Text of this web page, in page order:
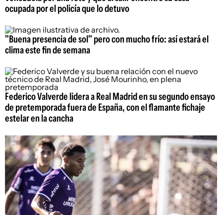
ocupada por el policía que lo detuvo
"Buena presencia de sol" pero con mucho frío: así estará el
clima este fin de semana
Federico Valverde lidera a Real Madrid en su segundo ensayo
de pretemporada fuera de España, con el flamante fichaje
estelar en la cancha